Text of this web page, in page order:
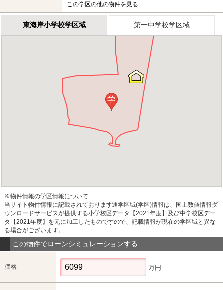
この学区の他の物件を見る
東海岸小学校学区域 第一中学校学区域
学
※物件情報の学区情報について
当サイト物件情報に記載されております通学区域(学区)情報は、国土数値情報ダ
ウンロードサービスが提供する小学校区データ【2021年度】及び中学校区デー
タ【2021年度】を元に加工したものですので、記載情報が現在の学区域と異な
る場合がございます。
この物件でローンシミュレーションする
価格 万円